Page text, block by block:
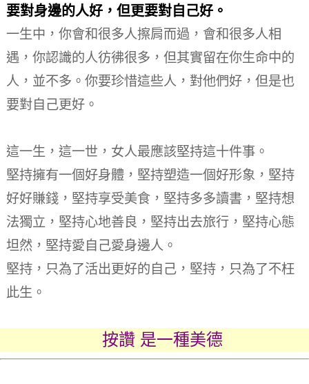
要對身邊的人好，但更要對自己好。
一生中，你會和很多人擦肩而過，會和很多人相
遇，你認識的人彷彿很多，但其實留在你生命中的
人，並不多。 你要珍惜這些人，對他們好，但是也
要對自己更好。
這一生，這一世，女人最應該堅持這十件事。
堅持擁有一個好身體，堅持塑造一個好形象，堅持
好好賺錢，堅持享受美食，堅持多多讀書，堅持想
法獨立，堅持心地善良，堅持出去旅行，堅持心態
坦然，堅持愛自己愛身邊人。
堅持，只為了活出更好的自己，堅持，只為了不枉
此生。
按讚 是一種美德